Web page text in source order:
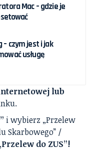
Mac – gdzie je
czym jest i jak
usługę
lub
i wybierz „Przelew
Skarbowego” /
do ZUS”!